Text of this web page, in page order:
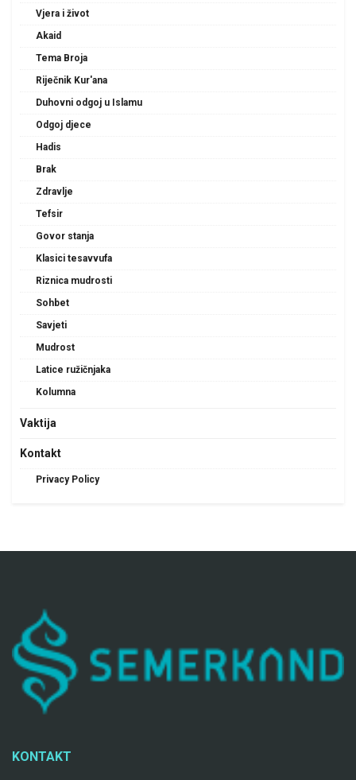
Vjera i život
Akaid
Tema Broja
Riječnik Kur'ana
Duhovni odgoj u Islamu
Odgoj djece
Hadis
Brak
Zdravlje
Tefsir
Govor stanja
Klasici tesavvufa
Riznica mudrosti
Sohbet
Savjeti
Mudrost
Latice ružičnjaka
Kolumna
Vaktija
Kontakt
Privacy Policy
KONTAKT